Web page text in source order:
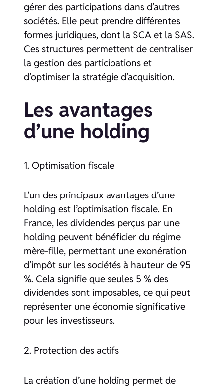
gérer des participations dans d’autres
sociétés. Elle peut prendre différentes
formes juridiques, dont la SCA et la SAS.
Ces structures permettent de centraliser
la gestion des participations et
d’optimiser la stratégie d’acquisition.
Les avantages
d’une holding
1. Optimisation fiscale
L’un des principaux avantages d’une
holding est l’optimisation fiscale. En
France, les dividendes perçus par une
holding peuvent bénéficier du régime
mère-fille, permettant une exonération
d’impôt sur les sociétés à hauteur de 95
%. Cela signifie que seules 5 % des
dividendes sont imposables, ce qui peut
représenter une économie significative
pour les investisseurs.
2. Protection des actifs
La création d’une holding permet de